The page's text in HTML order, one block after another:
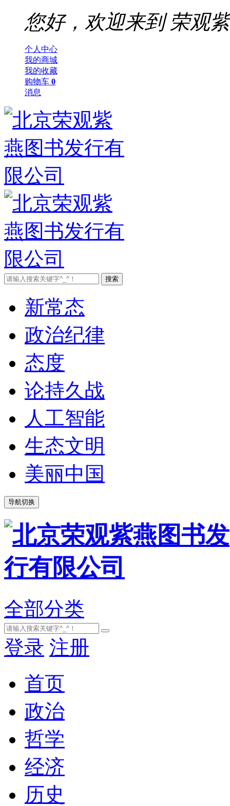
您好，欢迎来到 荣观
个人中心
我的商城
我的收藏
购物车 0
消息
新常态
政治纪律
态度
论持久战
人工智能
生态文明
美丽中国
导航切换
全部分类
登录 注册
首页
政治
哲学
经济
历史